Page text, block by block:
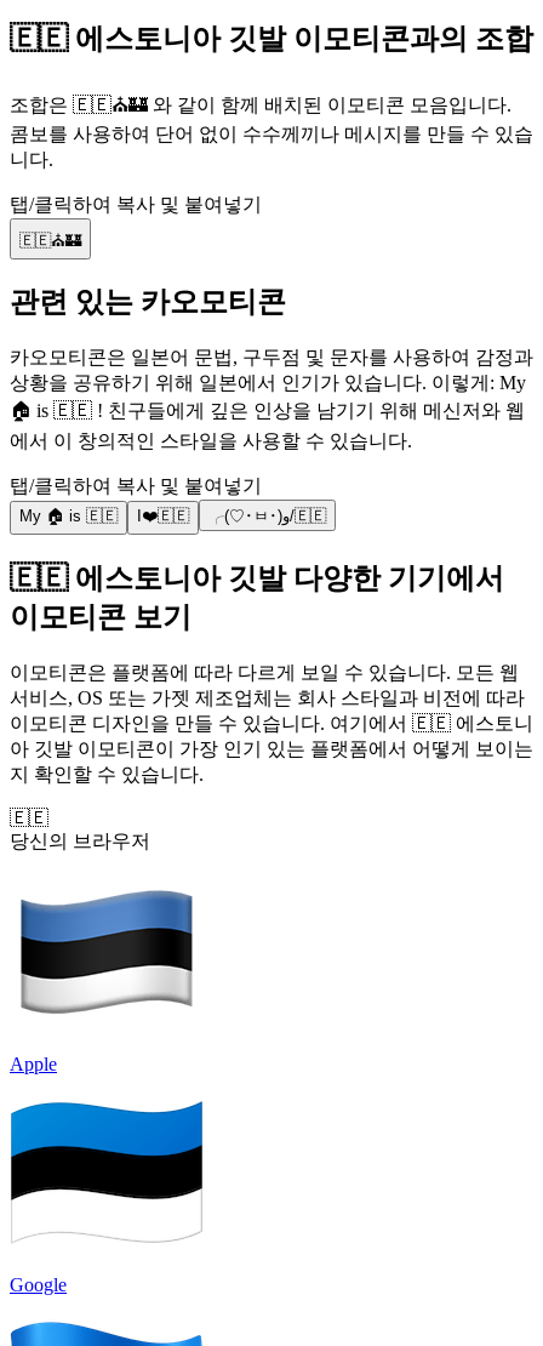
🇪🇪 에스토니아 깃발 이모티콘과의 조합
조합은 🇪🇪⛪🏰 와 같이 함께 배치된 이모티콘 모음입니다.
콤보를 사용하여 단어 없이 수수께끼나 메시지를 만들 수 있습
니다.
탭/클릭하여 복사 및 붙여넣기
🇪🇪⛪🏰
관련 있는 카오모티콘
카오모티콘은 일본어 문법, 구두점 및 문자를 사용하여 감정과
상황을 공유하기 위해 일본에서 인기가 있습니다. 이렇게: My
🏠 is 🇪🇪 ! 친구들에게 깊은 인상을 남기기 위해 메신저와 웹
에서 이 창의적인 스타일을 사용할 수 있습니다.
탭/클릭하여 복사 및 붙여넣기
My 🏠 is 🇪🇪 I❤️🇪🇪 ╭(♡･ㅂ･)و/🇪🇪
🇪🇪 에스토니아 깃발 다양한 기기에서
이모티콘 보기
이모티콘은 플랫폼에 따라 다르게 보일 수 있습니다. 모든 웹
서비스, OS 또는 가젯 제조업체는 회사 스타일과 비전에 따라
이모티콘 디자인을 만들 수 있습니다. 여기에서 🇪🇪 에스토니
아 깃발 이모티콘이 가장 인기 있는 플랫폼에서 어떻게 보이는
지 확인할 수 있습니다.
🇪🇪
당신의 브라우저
Apple
Google